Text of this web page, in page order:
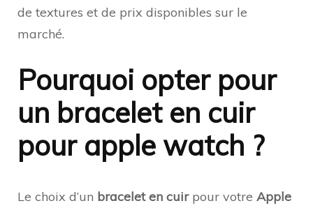
de textures et de prix disponibles sur le
marché.
Pourquoi opter pour
un bracelet en cuir
pour apple watch ?
Le choix d’un bracelet en cuirpour votre Apple